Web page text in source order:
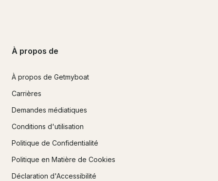
À propos de
À propos de Getmyboat
Carrières
Demandes médiatiques
Conditions d'utilisation
Politique de Confidentialité
Politique en Matière de Cookies
Déclaration d'Accessibilité